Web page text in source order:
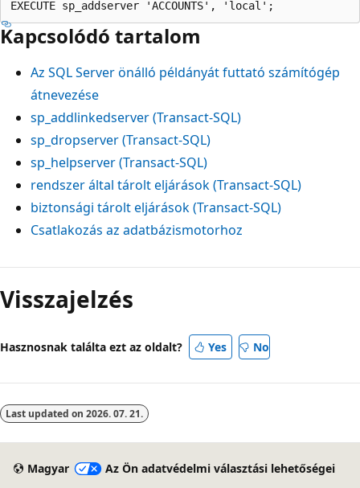
Kapcsolódó tartalom
Az SQL Server önálló példányát futtató számítógép
átnevezése
sp_addlinkedserver (Transact-SQL)
sp_dropserver (Transact-SQL)
sp_helpserver (Transact-SQL)
rendszer által tárolt eljárások (Transact-SQL)
biztonsági tárolt eljárások (Transact-SQL)
Csatlakozás az adatbázismotorhoz
Visszajelzés
Hasznosnak találta ezt az oldalt? Yes No
Last updated on 2026. 07. 21.
Magyar
Az Ön adatvédelmi választási lehetőségei